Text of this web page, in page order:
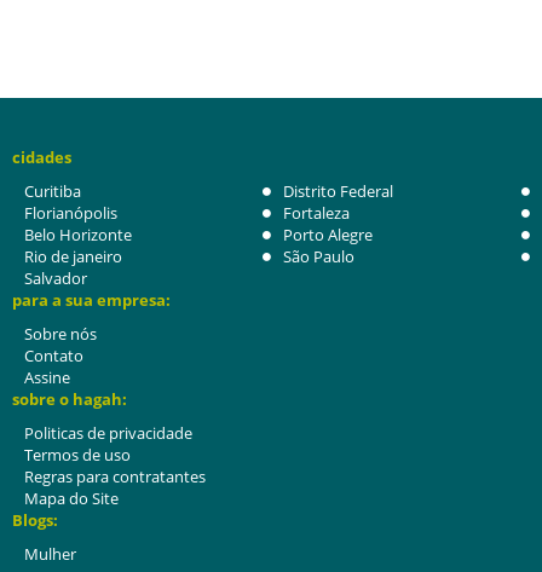
cidades
Curitiba
Distrito Federal
Florianópolis
Fortaleza
Belo Horizonte
Porto Alegre
Rio de janeiro
São Paulo
Salvador
para a sua empresa:
Sobre nós
Contato
Assine
sobre o hagah:
Politicas de privacidade
Termos de uso
Regras para contratantes
Mapa do Site
Blogs:
Mulher